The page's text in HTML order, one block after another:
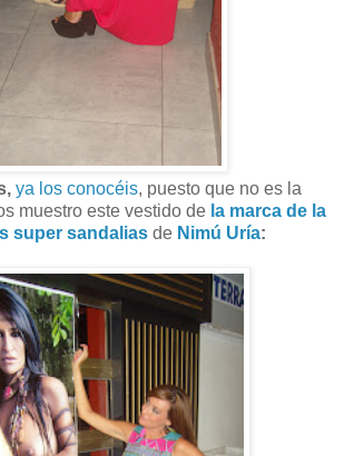
ya los conocéis, puesto que no es la
muestro este vestido de la marca de la
super sandalias de Nimú Uría: